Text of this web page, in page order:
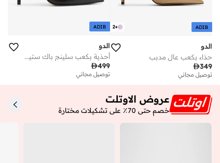
+
2 ADIB
الدو
حذاء بكعب عالٍ مدبب
349
توصيل مجاني
ADIB
الدو
أحذية بكعب سلينج باك ستيسي
499
توصيل مجاني
عروض الاوتلت
خصم حتى 70٪ على تشكيلات مختارة